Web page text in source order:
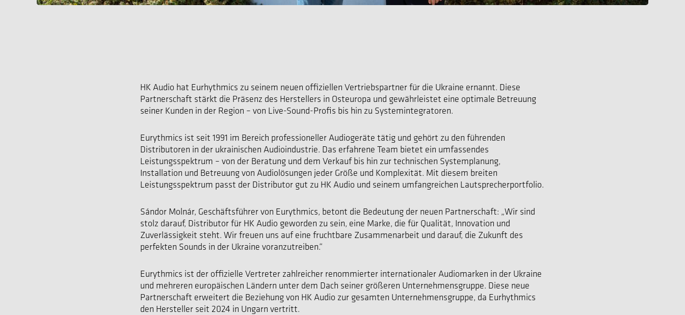
HK Audio hat Eurhythmics zu seinem neuen offiziellen Vertriebspartner für die Ukraine ernannt. Diese
Partnerschaft stärkt die Präsenz des Herstellers in Osteuropa und gewährleistet eine optimale Betreuung
seiner Kunden in der Region – von Live-Sound-Profis bis hin zu Systemintegratoren.
Eurythmics ist seit 1991 im Bereich professioneller Audiogeräte tätig und gehört zu den führenden
Distributoren in der ukrainischen Audioindustrie. Das erfahrene Team bietet ein umfassendes
Leistungsspektrum – von der Beratung und dem Verkauf bis hin zur technischen Systemplanung,
Installation und Betreuung von Audiolösungen jeder Größe und Komplexität. Mit diesem breiten
Leistungsspektrum passt der Distributor gut zu HK Audio und seinem umfangreichen Lautsprecherportfolio.
Sándor Molnár, Geschäftsführer von Eurythmics, betont die Bedeutung der neuen Partnerschaft: „Wir sind
stolz darauf, Distributor für HK Audio geworden zu sein, eine Marke, die für Qualität, Innovation und
Zuverlässigkeit steht. Wir freuen uns auf eine fruchtbare Zusammenarbeit und darauf, die Zukunft des
perfekten Sounds in der Ukraine voranzutreiben.“
Eurythmics ist der offizielle Vertreter zahlreicher renommierter internationaler Audiomarken in der Ukraine
und mehreren europäischen Ländern unter dem Dach seiner größeren Unternehmensgruppe. Diese neue
Partnerschaft erweitert die Beziehung von HK Audio zur gesamten Unternehmensgruppe, da Eurhythmics
den Hersteller seit 2024 in Ungarn vertritt.